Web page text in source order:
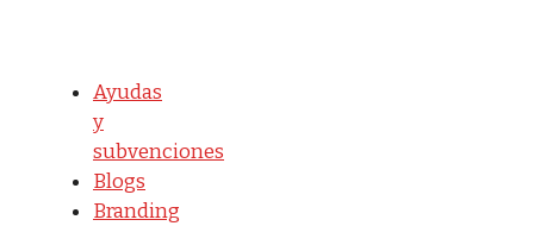
Ayudas
y
subvenciones
Blogs
Branding